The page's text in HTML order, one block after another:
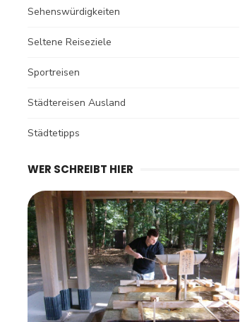
Sehenswürdigkeiten
Seltene Reiseziele
Sportreisen
Städtereisen Ausland
Städtetipps
WER SCHREIBT HIER